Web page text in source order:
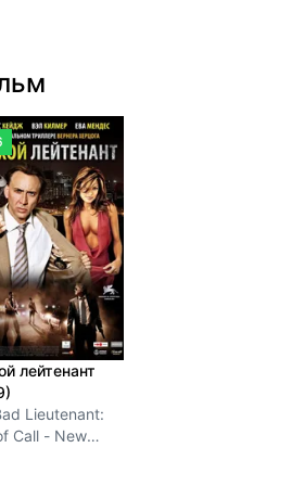
лейтенант
Lieutenant:
Call - New